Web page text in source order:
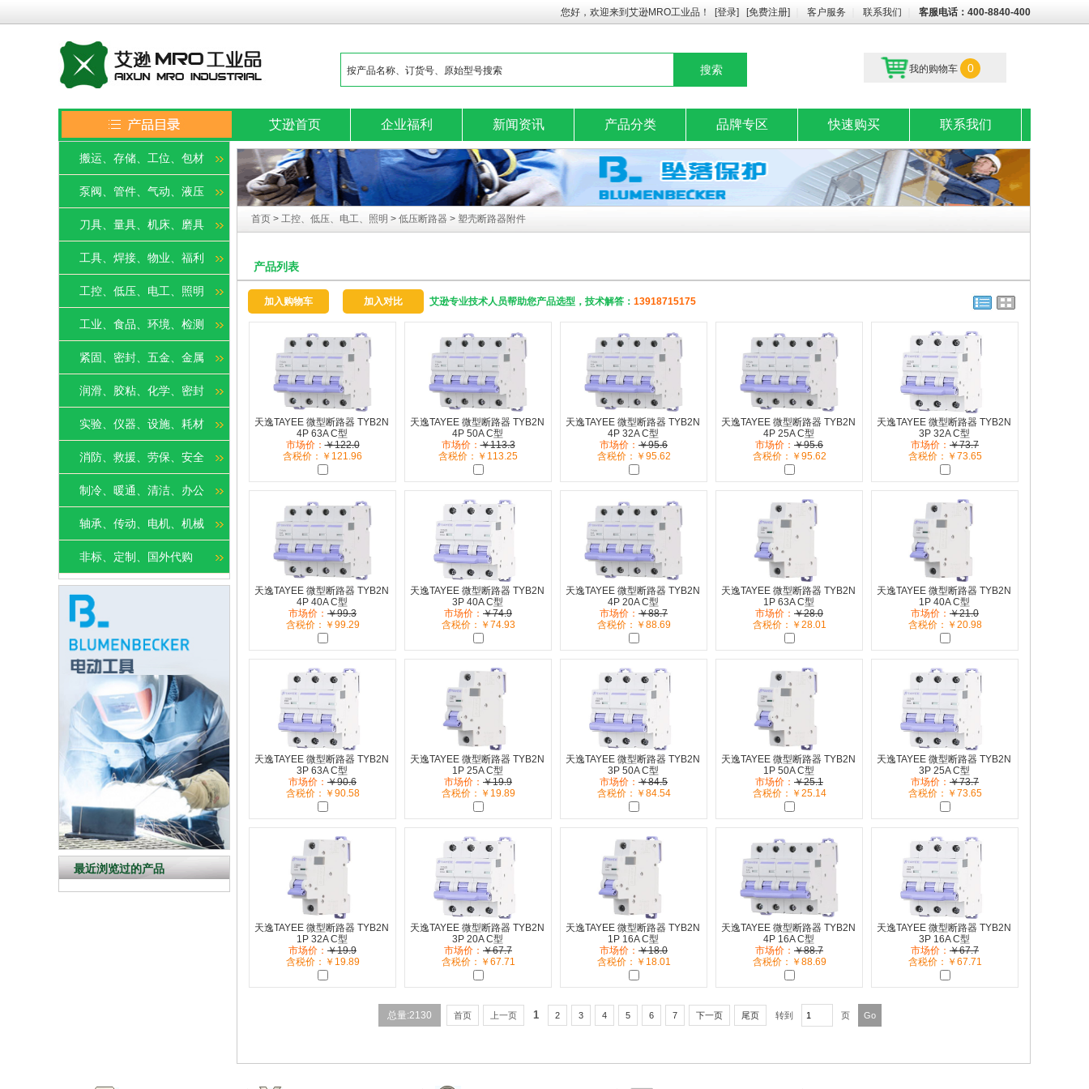
您好，欢迎来到艾逊MRO工业品！ [登录] [免费注册] 客户服务 联系我们 客服电话：400-8840-400
我的购物车 0
艾逊首页 企业福利 新闻资讯 产品分类 品牌专区 快速购买 联系我们
搬运、存储、工位、包材
泵阀、管件、气动、液压
刀具、量具、机床、磨具
工具、焊接、物业、福利
工控、低压、电工、照明
工业、食品、环境、检测
紧固、密封、五金、金属
润滑、胶粘、化学、密封
实验、仪器、设施、耗材
消防、救援、劳保、安全
制冷、暖通、清洁、办公
轴承、传动、电机、机械
非标、定制、国外代购
最近浏览过的产品
首页 > 工控、低压、电工、照明 > 低压断路器 > 塑壳断路器附件
产品列表
加入购物车 加入对比 艾逊专业技术人员帮助您产品选型，技术解答： 13918715175
天逸TAYEE 微型断路器 TYB2N
4P 63A C型
市场价：￥122.0
含税价：￥121.96
天逸TAYEE 微型断路器 TYB2N
4P 50A C型
市场价：￥113.3
含税价：￥113.25
天逸TAYEE 微型断路器 TYB2N
4P 32A C型
市场价： ￥95.6
含税价：￥95.62
天逸TAYEE 微型断路器 TYB2N
4P 25A C型
市场价： ￥95.6
含税价：￥95.62
天逸TAYEE 微型断路器 TYB2N
3P 32A C型
市场价： ￥73.7
含税价：￥73.65
天逸TAYEE 微型断路器 TYB2N
4P 40A C型
市场价： ￥99.3
含税价：￥99.29
天逸TAYEE 微型断路器 TYB2N
3P 40A C型
市场价： ￥74.9
含税价：￥74.93
天逸TAYEE 微型断路器 TYB2N
4P 20A C型
市场价： ￥88.7
含税价：￥88.69
天逸TAYEE 微型断路器 TYB2N
1P 63A C型
市场价： ￥28.0
含税价：￥28.01
天逸TAYEE 微型断路器 TYB2N
1P 40A C型
市场价： ￥21.0
含税价：￥20.98
天逸TAYEE 微型断路器 TYB2N
3P 63A C型
市场价： ￥90.6
含税价：￥90.58
天逸TAYEE 微型断路器 TYB2N
1P 25A C型
市场价： ￥19.9
含税价：￥19.89
天逸TAYEE 微型断路器 TYB2N
3P 50A C型
市场价： ￥84.5
含税价：￥84.54
天逸TAYEE 微型断路器 TYB2N
1P 50A C型
市场价： ￥25.1
含税价：￥25.14
天逸TAYEE 微型断路器 TYB2N
3P 25A C型
市场价： ￥73.7
含税价：￥73.65
天逸TAYEE 微型断路器 TYB2N
1P 32A C型
市场价： ￥19.9
含税价：￥19.89
天逸TAYEE 微型断路器 TYB2N
3P 20A C型
市场价： ￥67.7
含税价：￥67.71
天逸TAYEE 微型断路器 TYB2N
1P 16A C型
市场价： ￥18.0
含税价：￥18.01
天逸TAYEE 微型断路器 TYB2N
4P 16A C型
市场价： ￥88.7
含税价：￥88.69
天逸TAYEE 微型断路器 TYB2N
3P 16A C型
市场价： ￥67.7
含税价：￥67.71
首页 上一页 1 2 3 4 5 6 7 下一页 尾页 转到 页
总量:2130